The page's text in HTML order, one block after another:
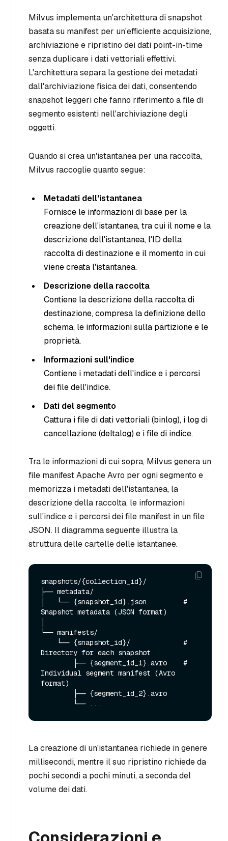
Milvus implementa un'architettura di snapshot
basata su manifest per un'efficiente acquisizione,
archiviazione e ripristino dei dati point-in-time
senza duplicare i dati vettoriali effettivi.
L'architettura separa la gestione dei metadati
dall'archiviazione fisica dei dati, consentendo
snapshot leggeri che fanno riferimento a file di
segmento esistenti nell'archiviazione degli
oggetti.
Quando si crea un'istantanea per una raccolta,
Milvus raccoglie quanto segue:
Metadati dell'istantanea
Fornisce le informazioni di base per la
creazione dell'istantanea, tra cui il nome e la
descrizione dell'istantanea, l'ID della
raccolta di destinazione e il momento in cui
viene creata l'istantanea.
Descrizione della raccolta
Contiene la descrizione della raccolta di
destinazione, compresa la definizione dello
schema, le informazioni sulla partizione e le
proprietà.
Informazioni sull'indice
Contiene i metadati dell'indice e i percorsi
dei file dell'indice.
Dati del segmento
Cattura i file di dati vettoriali (binlog), i log di
cancellazione (deltalog) e i file di indice.
Tra le informazioni di cui sopra, Milvus genera un
file manifest Apache Avro per ogni segmento e
memorizza i metadati dell'istantanea, la
descrizione della raccolta, le informazioni
sull'indice e i percorsi dei file manifest in un file
JSON. Il diagramma seguente illustra la
struttura delle cartelle delle istantanee.
snapshots/{collection_id}/
├── metadata/
│   └── {snapshot_id}.json         #
Snapshot metadata (JSON format)
└── manifests/
Directory for each snapshot
Individual segment manifest (Avro
format)
La creazione di un'istantanea richiede in genere
millisecondi, mentre il suo ripristino richiede da
pochi secondi a pochi minuti, a seconda del
volume dei dati.